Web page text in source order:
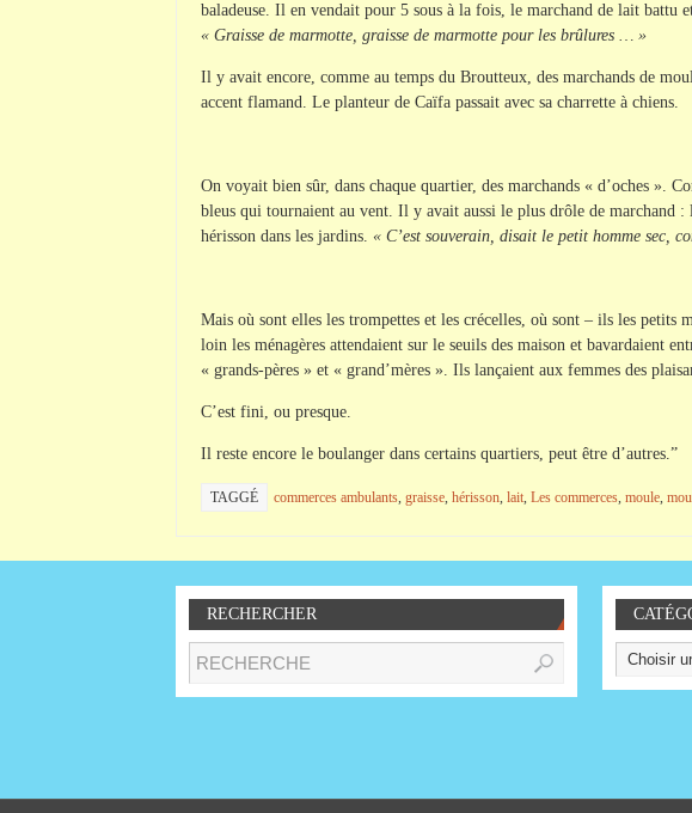
baladeuse. Il en vendait pour 5 sous à la fois, le marchand de lait battu
« Graisse de marmotte, graisse de marmotte pour les brûlures … »
Il y avait encore, comme au temps du Broutteux, des marchands de
accent flamand. Le planteur de Caïfa passait avec sa charrette à chiens.
On voyait bien sûr, dans chaque quartier, des marchands « d’oches ».
bleus qui tournaient au vent. Il y avait aussi le plus drôle de marchand
hérisson dans les jardins. « C’est souverain, disait le petit homme sec,
Mais où sont elles les trompettes et les crécelles, où sont – ils les petits
loin les ménagères attendaient sur le seuils des maison et bavardaient
« grands-pères » et « grand’mères ». Ils lançaient aux femmes des
C’est fini, ou presque.
Il reste encore le boulanger dans certains quartiers, peut être d’autres.”
TAGGÉ commerces ambulants, graisse, hérisson, lait, Les commerces, moule,
RECHERCHER